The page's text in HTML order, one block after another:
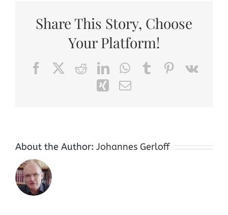
Share This Story, Choose
Your Platform!
FacebookRedditLinkedInWhatsApp
TumblrPinterest
Vk
XingEmail
About the Author: Johannes Gerloff